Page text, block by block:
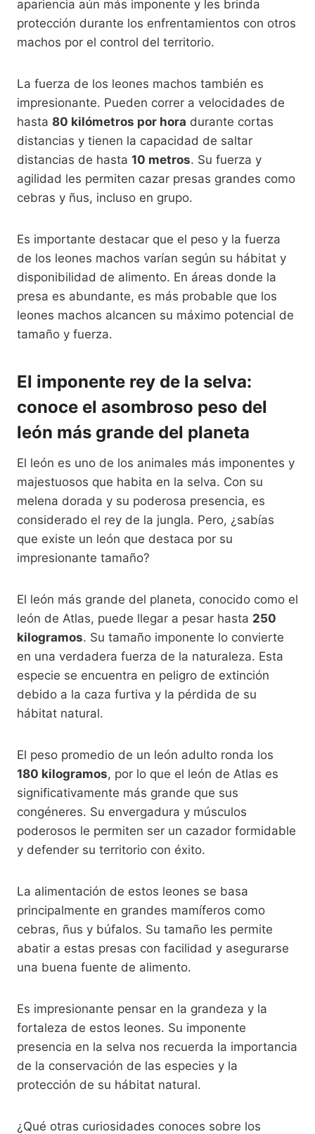
apariencia aún más imponente y les brinda
protección durante los enfrentamientos con otros
machos por el control del territorio.
La fuerza de los leones machos también es
impresionante. Pueden correr a velocidades de
hasta 80 kilómetros por hora durante cortas
distancias y tienen la capacidad de saltar
distancias de hasta 10 metros. Su fuerza y
agilidad les permiten cazar presas grandes como
cebras y ñus, incluso en grupo.
Es importante destacar que el peso y la fuerza
de los leones machos varían según su hábitat y
disponibilidad de alimento. En áreas donde la
presa es abundante, es más probable que los
leones machos alcancen su máximo potencial de
tamaño y fuerza.
El imponente rey de la selva:
conoce el asombroso peso del
león más grande del planeta
El león es uno de los animales más imponentes y
majestuosos que habita en la selva. Con su
melena dorada y su poderosa presencia, es
considerado el rey de la jungla. Pero, ¿sabías
que existe un león que destaca por su
impresionante tamaño?
El león más grande del planeta, conocido como el
león de Atlas, puede llegar a pesar hasta 250
kilogramos. Su tamaño imponente lo convierte
en una verdadera fuerza de la naturaleza. Esta
especie se encuentra en peligro de extinción
debido a la caza furtiva y la pérdida de su
hábitat natural.
El peso promedio de un león adulto ronda los
180 kilogramos, por lo que el león de Atlas es
significativamente más grande que sus
congéneres. Su envergadura y músculos
poderosos le permiten ser un cazador formidable
y defender su territorio con éxito.
La alimentación de estos leones se basa
principalmente en grandes mamíferos como
cebras, ñus y búfalos. Su tamaño les permite
abatir a estas presas con facilidad y asegurarse
una buena fuente de alimento.
Es impresionante pensar en la grandeza y la
fortaleza de estos leones. Su imponente
presencia en la selva nos recuerda la importancia
de la conservación de las especies y la
protección de su hábitat natural.
¿Qué otras curiosidades conoces sobre los